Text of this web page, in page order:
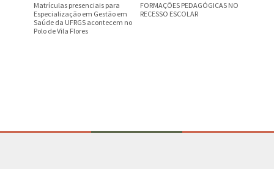
Matrículas presenciais para
Especialização em Gestão em
Saúde da UFRGS acontecem no
Polo de Vila Flores
FORMAÇÕES PEDAGÓGICAS NO
RECESSO ESCOLAR